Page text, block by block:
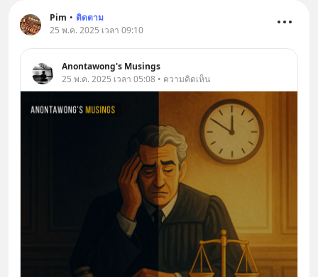
Pim • ติดตาม
25 พ.ค. 2025 เวลา 09:10
Anontawong's Musings
25 พ.ค. 2025 เวลา 05:08 • ความคิดเห็น